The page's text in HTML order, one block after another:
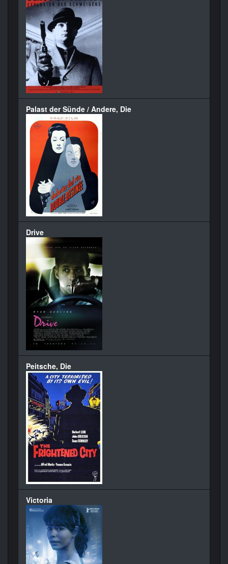
Palast der Sünde / Andere, Die
Drive
Peitsche, Die
Victoria